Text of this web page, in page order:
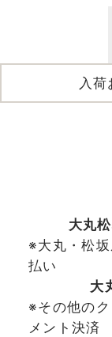
入荷
大丸
※大丸・松
払い
大
※その他の
メント決済